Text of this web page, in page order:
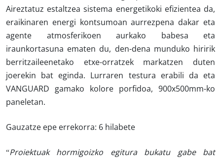
Aireztatuz estaltzea sistema energetikoki efizientea da,
eraikinaren energi kontsumoan aurrezpena dakar eta
agente atmosferikoen aurkako babesa eta
iraunkortasuna ematen du, den-dena munduko hiririk
berritzaileenetako etxe-orratzek markatzen duten
joerekin bat eginda. Lurraren testura erabili da eta
VANGUARD gamako kolore porfidoa, 900x500mm-ko
paneletan.
Gauzatze epe errekorra: 6 hilabete
“Proiektuak hormigoizko egitura bukatu gabe bat